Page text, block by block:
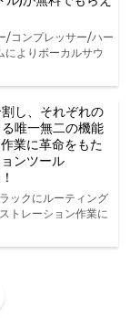
/コンプレッサー/ハー
によりボーカルサウ
し、それぞれの
唯一無二の機能
業に革命をもた
ンツール
ックにルーティング
トレーション作業に